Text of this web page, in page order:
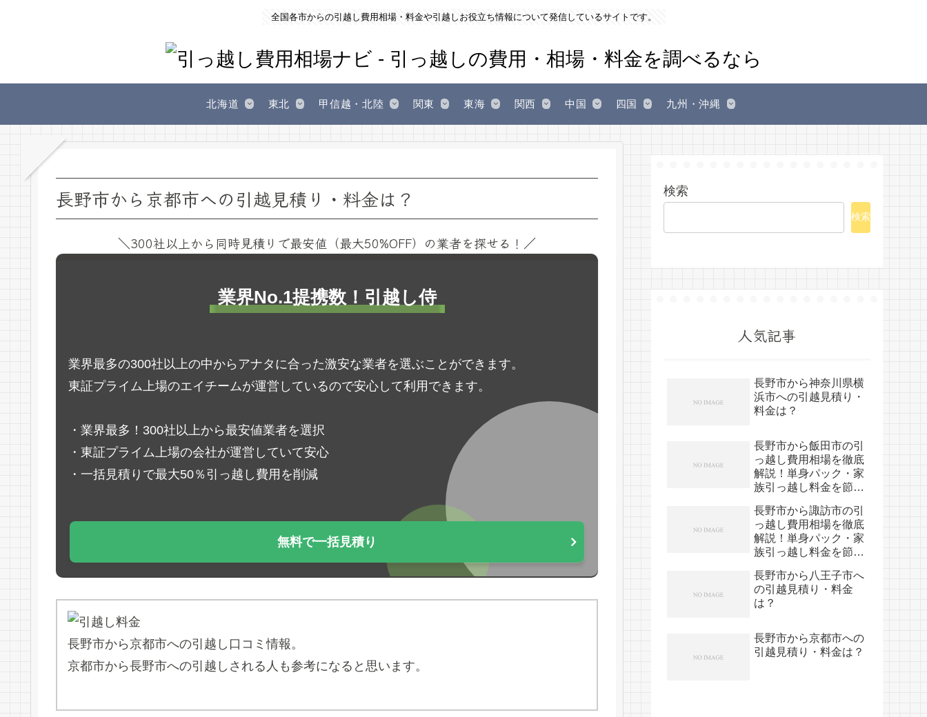
全国各市からの引越し費用相場・料金や引越しお役立ち情報について発信しているサイトです。
北海道 東北 甲信越・北陸 関東 東海 関西 中国 四国 九州・沖縄
長野市から京都市への引越見積り・料金は？
＼300社以上から同時見積りで最安値（最大50%OFF）の業者を探せる！／
業界No.1提携数！引越し侍
業界最多の300社以上の中からアナタに合った激安な業者を選ぶことができます。
東証プライム上場のエイチームが運営しているので安心して利用できます。
・業界最多！300社以上から最安値業者を選択
・東証プライム上場の会社が運営していて安心
・一括見積りで最大50％引っ越し費用を削減
無料で一括見積り
長野市から京都市への引越し口コミ情報。
京都市から長野市への引越しされる人も参考になると思います。
検索
検索
人気記事
長野市から神奈川県横
浜市への引越見積り・
料金は？
長野市から飯田市の引
っ越し費用相場を徹底
解説！単身パック・家
族引っ越し料金を節約
長野市から諏訪市の引
っ越し費用相場を徹底
解説！単身パック・家
族引っ越し料金を節約
長野市から八王子市へ
の引越見積り・料金
は？
長野市から京都市への
引越見積り・料金は？